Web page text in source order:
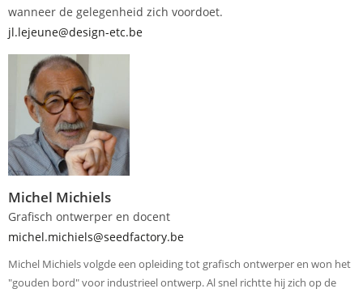
wanneer de gelegenheid zich voordoet.
jl.lejeune@design-etc.be
Michel Michiels
Grafisch ontwerper en docent
michel.michiels@seedfactory.be
Michel Michiels volgde een opleiding tot grafisch ontwerper en won het
"gouden bord" voor industrieel ontwerp. Al snel richtte hij zich op de